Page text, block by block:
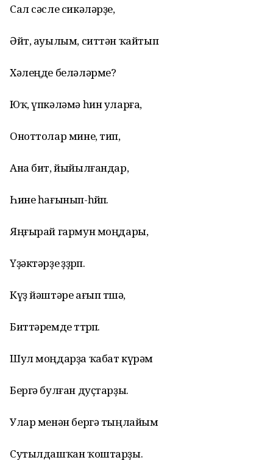
Сал сәсле сикәләрҙе,
Әйт, ауылым, ситтән ҡайтып
Хәлеңде беләләрме?
Юҡ, үпкәләмә һин уларға,
Оноттолар мине, тип,
Ана бит, йыйылғандар,
Һине һағынып-һөйөп.
Яңғырай гармун моңдары,
Үҙәктәрҙе өҙҙөрөп.
Күҙ йәштәре ағып төшә,
Биттәремде өттөрөп.
Шул моңдарҙа ҡабат күрәм
Бергә булған дуҫтарҙы.
Улар менән бергә тыңлайым
Сутылдашҡан ҡоштарҙы.